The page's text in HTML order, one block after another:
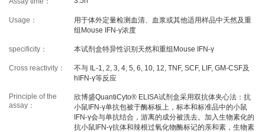
PROMOTION
Exhibition Scholarship
Usage：
用于体外定量检测血清、血浆或其他适用样品中天然及重
组Mouse IFN-γ浓度
specificity： 本试剂盒特异性识别天然和重组Mouse IFN-γ
Cross reactivity：
不与 IL-1, 2, 3, 4, 5, 6, 10, 12, TNF, SCF, LIF, GM-CSF及
hIFN-γ等反应
Principle of the
assay：
欣博盛QuantiCyto® ELISA试剂盒采用双抗体夹心法：抗
小鼠IFN-γ单抗包被于酶标板上，标本和标准品中的小鼠
IFN-γ会与单抗结合，游离的成分被洗去。加入生物素化的
抗小鼠IFN-γ抗体和辣根过氧化物酶标记的亲和素，生物素